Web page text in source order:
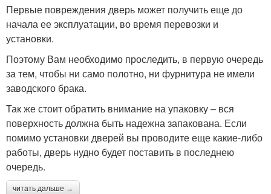
Первые повреждения дверь может получить еще до
начала ее эксплуатации, во время перевозки и
установки.
Поэтому Вам необходимо проследить, в первую очередь
за тем, чтобы ни само полотно, ни фурнитура не имели
заводского брака.
Так же стоит обратить внимание на упаковку – вся
поверхность должна быть надежна запакована. Если
помимо установки дверей вы проводите еще какие-либо
работы, дверь нудно будет поставить в последнею
очередь.
читать дальше →